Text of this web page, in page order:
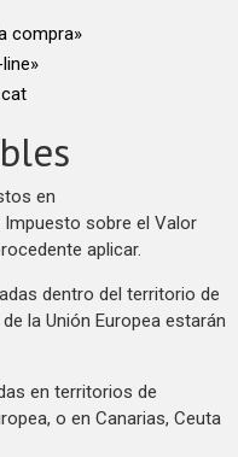
compra»
en
sobre el Valor
aplicar.
dentro del territorio de
la Unión Europea estarán
en territorios de
o en Canarias, Ceuta